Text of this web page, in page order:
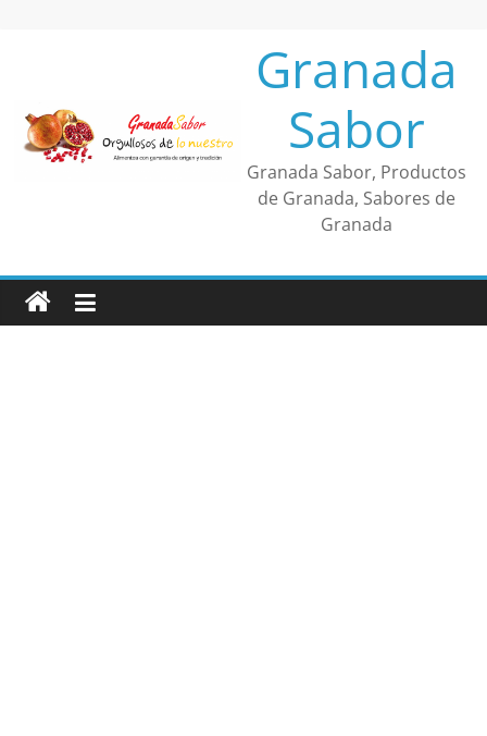
Granada
Sabor
Granada Sabor, Productos
de Granada, Sabores de
Granada